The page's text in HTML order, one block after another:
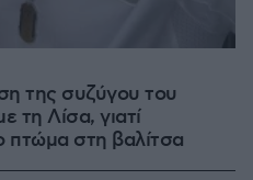
της συζύγου του
Λίσα, γιατί
πτώμα στη βαλίτσα